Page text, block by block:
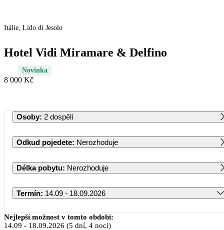
Itálie, Lido di Jesolo
Hotel Vidi Miramare & Delfino
Novinka
8 000 Kč
Osoby: 2 dospělí
Odkud pojedete: Nerozhoduje
Délka pobytu: Nerozhoduje
Termín: 14.09 - 18.09.2026
Září 2026
Nejlepší možnost v tomto období:
14.09 - 18.09.2026 (5 dní, 4 noci)